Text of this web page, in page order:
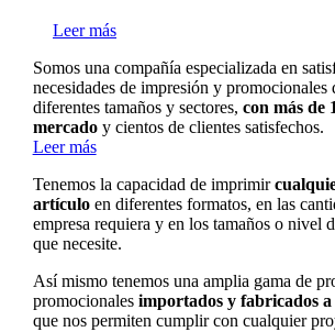
Leer más
Somos una compañía especializada en
necesidades de impresión y promocionales
diferentes tamaños y sectores, con más de
mercadoy cientos de clientes satisfechos.
Leer más
Tenemos la capacidad de imprimir
artículoen diferentes formatos, en las
empresa requiera y en los tamaños o nivel
que necesite.
Así mismo tenemos una amplia gama de
promocionales importados y fabricados
que nos permiten cumplir con cualquier